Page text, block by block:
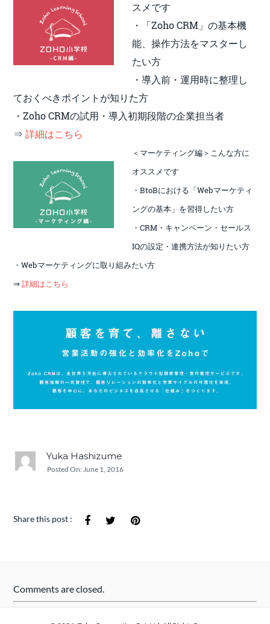
スメです
・「Zoho CRM」の基本機
能、操作方法をマスターし
たい方
・導入前・運用時に整理し
ておくべきポイントが知りた方
・Zoho CRMの試用・導入初期段階の企業担当者
⇒詳細はこちら
＜マーケティング編＞こんな方に
オススメです
・BtoBにおける「Webマーケティ
ングの基本」を習得したい方
・CRM・キャンペーン・セールス
IQの設定・連携方法が知りたい方
・Webマーケティングに取り組みたい方
⇒詳細はこちら
Yuka Hashizume
Posted On:June 1, 2016
Share this post :
Comments are closed.